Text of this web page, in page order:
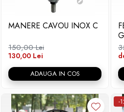
Placa memoriala
Placute ABS personalizate
marmura
MANERE CAVOU INOX C
150,00 Lei
130,00 Lei
ADAUGA IN COS
-